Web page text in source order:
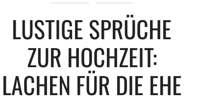
LUSTIGE SPRÜCHE
ZUR HOCHZEIT:
LACHEN FÜR DIE EHE